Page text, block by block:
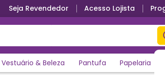
Seja Revendedor Acesso Lojista
Vestuário & Beleza Pantufa Papelaria